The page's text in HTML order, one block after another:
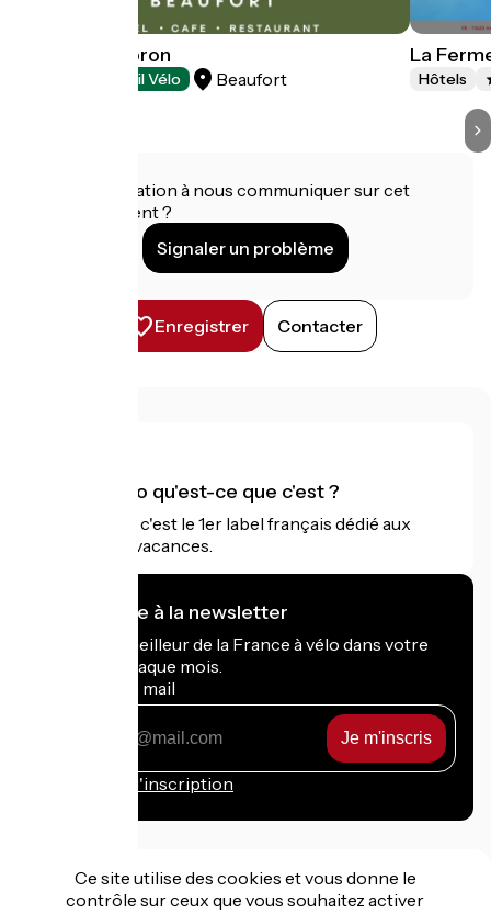
La Maison Doron
Accueil Vélo Beaufort
La
Hôtels
Une information à nous communiquer sur cet
établissement ?
Signaler un problème
Enregistrer Contacter
Accueil Vélo qu'est-ce que c'est ?
Accueil Vélo c'est le 1er label français dédié aux
cyclistes en vacances.
Je m'abonne à la newsletter
Recevez le meilleur de la France à vélo dans votre
boîte mail chaque mois.
Mon adresse mail
Conditions d'inscription
Financé dans le cadre de Destination France
Ce site utilise des cookies et vous donne le
contrôle sur ceux que vous souhaitez activer